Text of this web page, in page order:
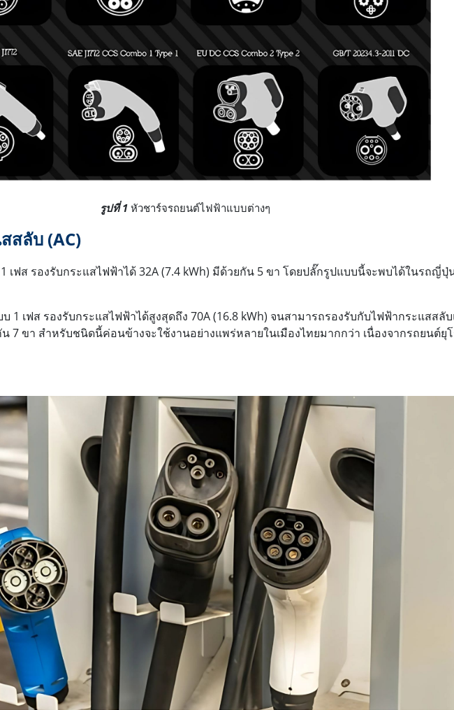
รูปที่ 1 หัวชาร์จรถยนต์ไฟฟ้าแบบต่างๆ
สลับ (AC)
1 เฟส รองรับกระแสไฟฟ้าได้ 32A (7.4 kWh) มีด้วยกัน 5 ขา โดยปลั๊กรูปแบบนี้จะพบได้ในรถญี่
บ 1 เฟส รองรับกระแสไฟฟ้าได้สูงสุดถึง 70A (16.8 kWh) จนสามารถรองรับกับไฟฟ้ากระแสสลั
7 ขา สำหรับชนิดนี้ค่อนข้างจะใช้งานอย่างแพร่หลายในเมืองไทยมากกว่า เนื่องจากรถยนต์ยุ